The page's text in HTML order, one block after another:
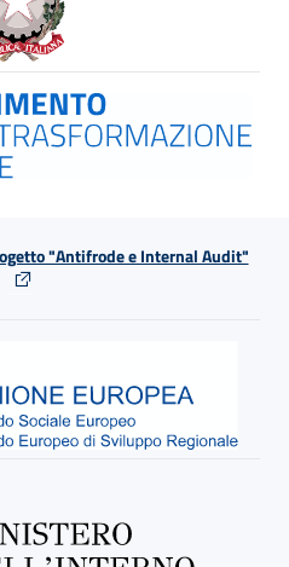
"Antifrode e Internal Audit"